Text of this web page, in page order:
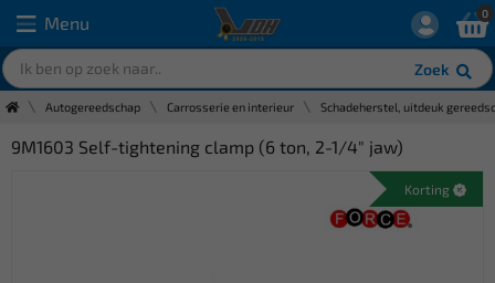
Menu
Zoek
0
Autogereedschap Carrosserie en interieur Schadeherstel, uitdeuk
9M1603 Self-tightening clamp (6 ton, 2-1/4" jaw)
Korting